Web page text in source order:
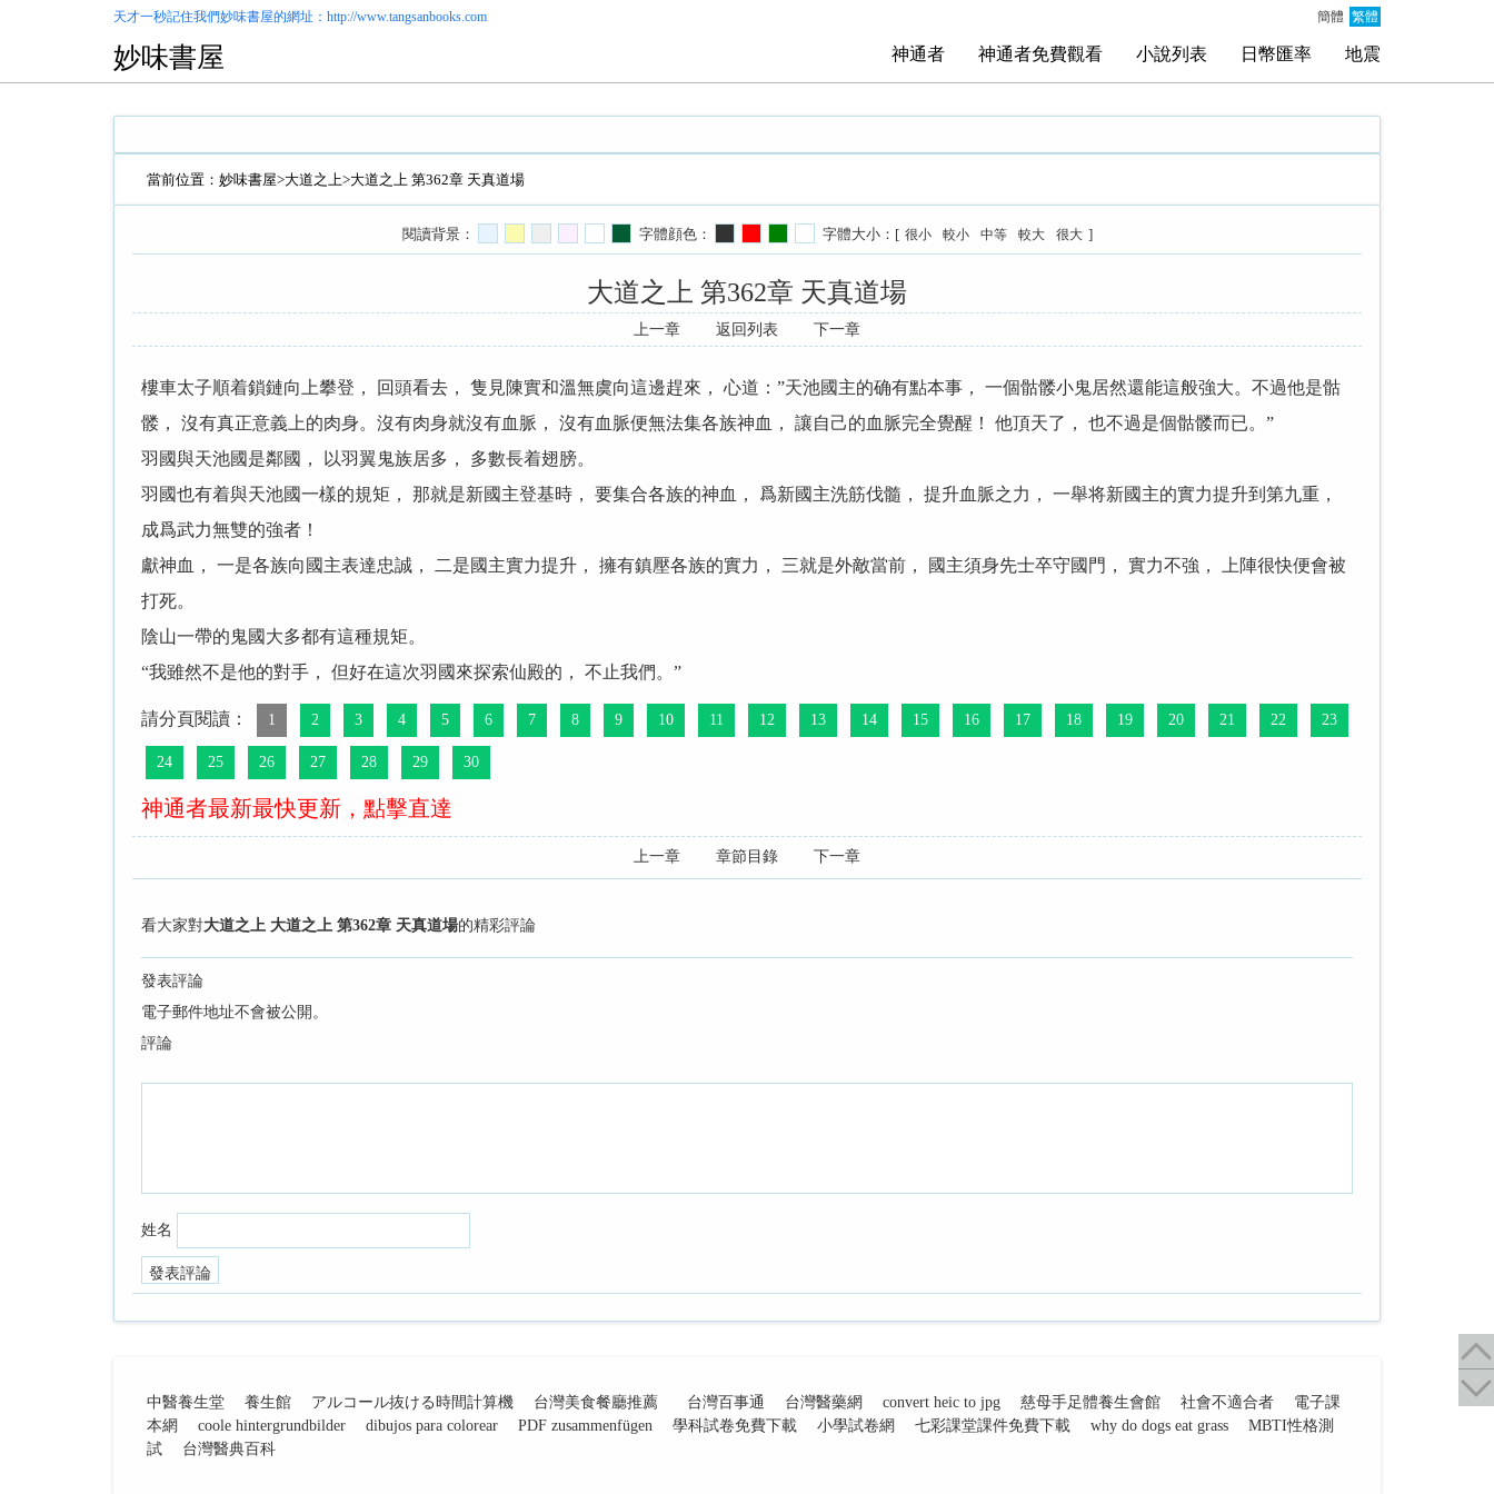
天才一秒記住我們妙味書屋的網址：http://www.tangsanbooks.com 簡體 繁體
妙味書屋 神通者 神通者免費觀看 小說列表 日幣匯率 地震
當前位置： 妙味書屋>大道之上>大道之上 第362章 天真道場
閱讀背景： 字體顔色： 字體大小：[ 很小 較小 中等 較大 很大 ]
大道之上 第362章 天真道場
上一章 返回列表 下一章
樓車太子順着鎖鏈向上攀登， 回頭看去， 隻見陳實和溫無虞向這邊趕來， 心道：”天池國主的确有點本事， 一個骷髅小鬼居然還能這般強大。不過他是骷
髅， 沒有真正意義上的肉身。沒有肉身就沒有血脈， 沒有血脈便無法集各族神血， 讓自己的血脈完全覺醒！ 他頂天了， 也不過是個骷髅而已。”
羽國與天池國是鄰國， 以羽翼鬼族居多， 多數長着翅膀。
羽國也有着與天池國一樣的規矩， 那就是新國主登基時， 要集合各族的神血， 爲新國主洗筋伐髓， 提升血脈之力， 一舉将新國主的實力提升到第九重，
成爲武力無雙的強者！
獻神血， 一是各族向國主表達忠誠， 二是國主實力提升， 擁有鎮壓各族的實力， 三就是外敵當前， 國主須身先士卒守國門， 實力不強， 上陣很快便會被
打死。
陰山一帶的鬼國大多都有這種規矩。
“我雖然不是他的對手， 但好在這次羽國來探索仙殿的， 不止我們。”
請分頁閱讀： 1 2 3 4 5 6 7 8 9 10 11 12 13 14 15 16 17 18 19 20 21 22 23
24 25 26 27 28 29 30
神通者最新最快更新，點擊直達
上一章 章節目錄 下一章
看大家對大道之上 大道之上 第362章 天真道場的精彩評論
發表評論
電子郵件地址不會被公開。
評論
姓名
中醫養生堂 養生館 アルコール抜ける時間計算機 台灣美食餐廳推薦 台灣百事通 台灣醫藥網 convert heic to jpg 慈母手足體養生會館 社會不適合者
電子課
本網
coole hintergrundbilder dibujos para colorear PDF zusammenfügen 學科試卷免費下載 小學試卷網 七彩課堂課件免費下載 why do dogs eat grass
MBTI性格測
試
台灣醫典百科